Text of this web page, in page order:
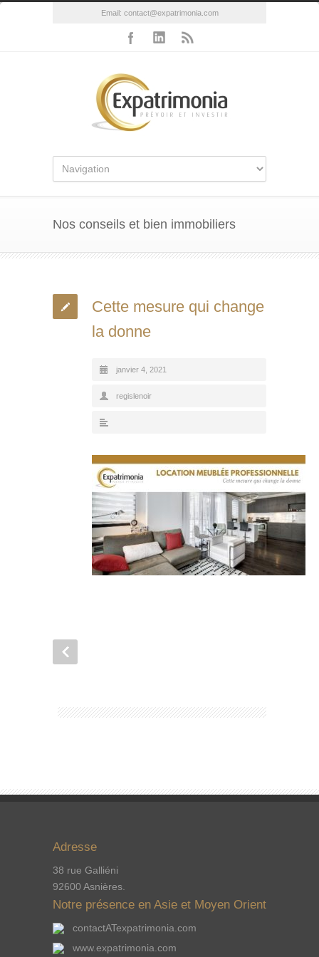
Email: contact@expatrimonia.com
Nos conseils et bien immobiliers
Cette mesure qui change
la donne
janvier 4, 2021
regislenoir
Adresse
38 rue Galliéni
92600 Asnières.
Notre présence en Asie et Moyen Orient
contactATexpatrimonia.com
www.expatrimonia.com